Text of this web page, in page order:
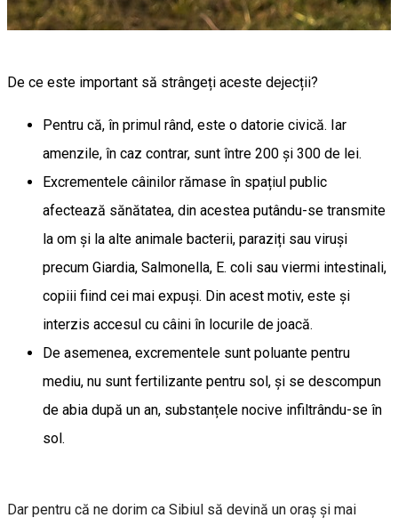
De ce este important să strângeți aceste dejecții?
Pentru că, în primul rând, este o datorie civică. Iar
amenzile, în caz contrar, sunt între 200 și 300 de lei.
Excrementele câinilor rămase în spațiul public
afectează sănătatea, din acestea putându-se transmite
la om și la alte animale bacterii, paraziți sau viruși
precum Giardia, Salmonella, E. coli sau viermi intestinali,
copiii fiind cei mai expuși. Din acest motiv, este și
interzis accesul cu câini în locurile de joacă.
De asemenea, excrementele sunt poluante pentru
mediu, nu sunt fertilizante pentru sol, și se descompun
de abia după un an, substanțele nocive infiltrându-se în
sol.
Dar pentru că ne dorim ca Sibiul să devină un oraș și mai